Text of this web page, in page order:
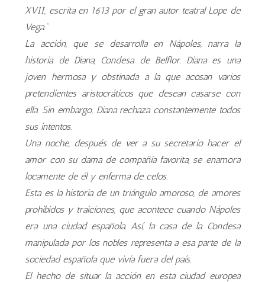
XVII, escrita en 1613 por el gran autor teatral Lope de
Vega.”
La acción, que se desarrolla en Nápoles, narra la
historia de Diana, Condesa de Belflor. Diana es una
joven hermosa y obstinada a la que acosan varios
pretendientes aristocráticos que desean casarse con
ella. Sin embargo, Diana rechaza constantemente todos
sus intentos.
Una noche, después de ver a su secretario hacer el
amor con su dama de compañía favorita, se enamora
locamente de él y enferma de celos.
Esta es la historia de un triángulo amoroso, de amores
prohibidos y traiciones, que acontece cuando Nápoles
era una ciudad española. Así, la casa de la Condesa
manipulada por los nobles representa a esa parte de la
sociedad española que vivía fuera del país.
El hecho de situar la acción en esta ciudad europea